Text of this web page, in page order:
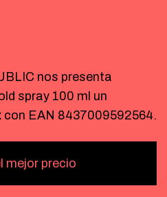
nos presenta
spray 100 ml un
con EAN 8437009592564.
mejor precio